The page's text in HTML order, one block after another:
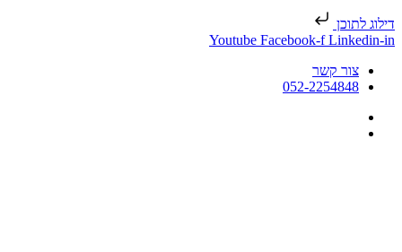
דילוג לתוכן
Youtube Facebook-f Linkedin-in
צור קשר
052-2254848